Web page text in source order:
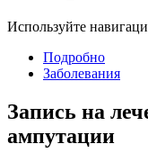
Используйте
Подробно
Заболевания
Запись на
ампутации